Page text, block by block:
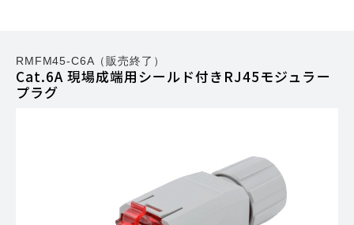
RMFM45-C6A（販売終了）
Cat.6A 現場成端用シールド付きRJ45モジュラー
プラグ